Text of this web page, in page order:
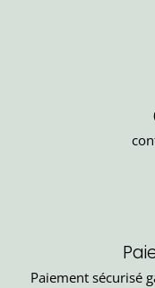
Paiement sécurisé